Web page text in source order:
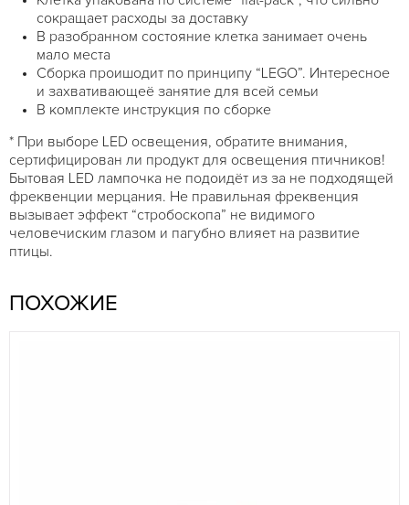
сокращает расходы за доставку
В разобранном состояние клетка занимает очень
мало места
Сборка проишодит по принципу “LEGO”. Интересное
и захвативающеё занятие для всей семьи
В комплекте инструкция по сборке
* При выборе LED освещения, обратите внимания,
сертифицирован ли продукт для освещения птичников!
Бытовая LED лампочка не подоидёт из за не подходящей
фреквенции мерцания. Не правильная фреквенция
вызывает эффект “стробоскопа” не видимого
человечиским глазом и пагубно влияет на развитие
птицы.
ПОХОЖИЕ